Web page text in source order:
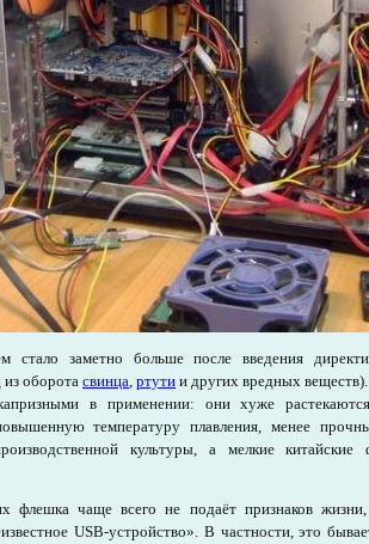
стало заметно больше после введения
из оборота свинца, ртути и других вредных
в применении: они хуже
температуру плавления, менее
культуры, а мелкие
флешка чаще всего не подаёт признаков жизни,
USB-устройство». В частности, это